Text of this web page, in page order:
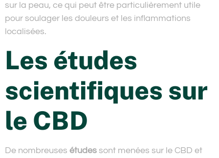
sur la peau, ce qui peut être particulièrement utile
pour soulager les douleurs et les inflammations
localisées.
Les études
scientifiques sur
le CBD
De nombreuses études sont menées sur le CBD et